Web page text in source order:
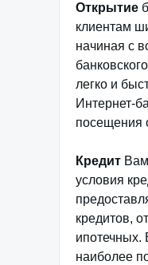
Открытие
клиентам
начиная с
легко и
Интернет-
посещения
Кредит
условия
кредитов,
ипотечных.
наиболее